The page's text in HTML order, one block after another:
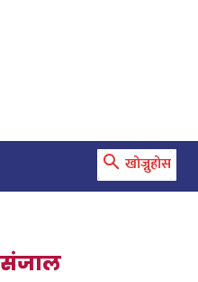
खोज्नुहोस
संजाल